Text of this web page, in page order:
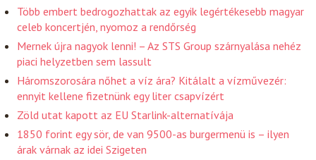
Több embert bedrogozhattak az egyik legértékesebb magyar
celeb koncertjén, nyomoz a rendőrség
Mernek újra nagyok lenni! – Az STS Group szárnyalása nehéz
piaci helyzetben sem lassult
Háromszorosára nőhet a víz ára? Kitálalt a vízművezér:
ennyit kellene fizetnünk egy liter csapvízért
Zöld utat kapott az EU Starlink-alternatívája
1850 forint egy sör, de van 9500-as burgermenü is – ilyen
árak várnak az idei Szigeten